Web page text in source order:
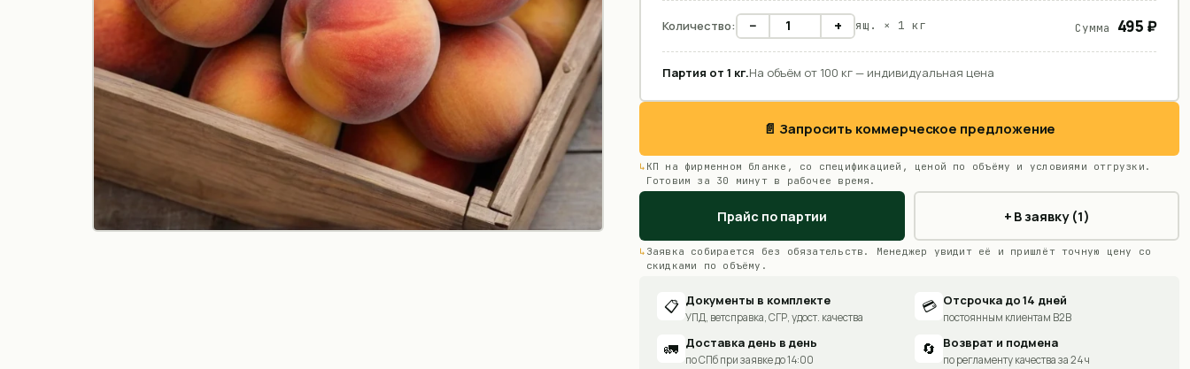
Количество: − + ящ. × 1 кг Сумма 495 ₽
Партия от 1 кг.На объём от 100 кг — индивидуальная цена
📄 Запросить коммерческое предложение
КП на фирменном бланке, со спецификацией, ценой по объёму и условиями отгрузки.
Готовим за 30 минут в рабочее время.
Прайс по партии + В заявку (1)
Заявка собирается без обязательств. Менеджер увидит её и пришлёт точную цену со
скидками по объёму.
📋 Документы в комплекте
УПД, ветсправка, СГР, удост. качества
💳 Отсрочка до 14 дней
постоянным клиентам B2B
🚛 Доставка день в день
по СПб при заявке до 14:00
🔄 Возврат и подмена
по регламенту качества за 24 ч